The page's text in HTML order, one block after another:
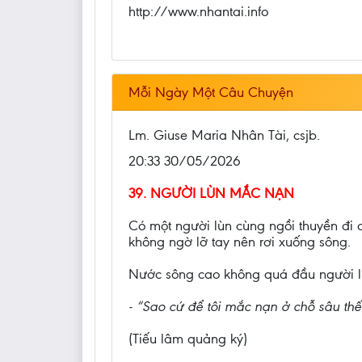
http://www.nhantai.info
Mỗi Ngày Một Câu Chuyện
Lm. Giuse Maria Nhân Tài, csjb.
20:33 30/05/2026
39. NGƯỜI LÙN MẮC NẠN
Có một người lùn cùng ngồi thuyền đi
không ngờ lỡ tay nên rơi xuống sông.
Nước sông cao không quá đầu người
- “Sao cứ để tôi mắc nạn ở chỗ sâu
(Tiếu lâm quảng ký)